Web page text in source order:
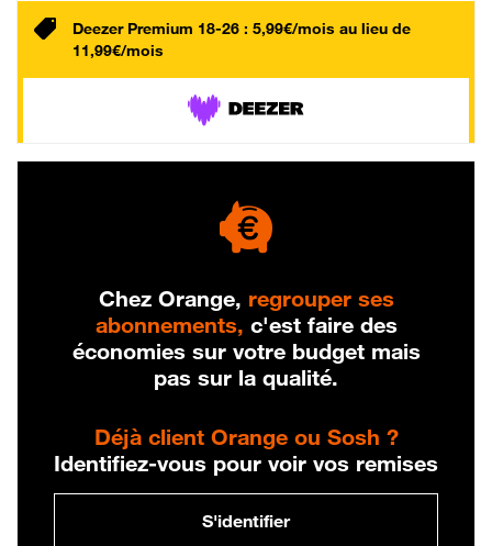
Deezer Premium 18-26 : 5,99€/mois au lieu de
11,99€/mois
Chez Orange, regrouper ses
abonnements, c'est faire des
économies sur votre budget mais
pas sur la qualité.
Déjà client Orange ou Sosh ?
Identifiez-vous pour voir vos remises
S'identifier